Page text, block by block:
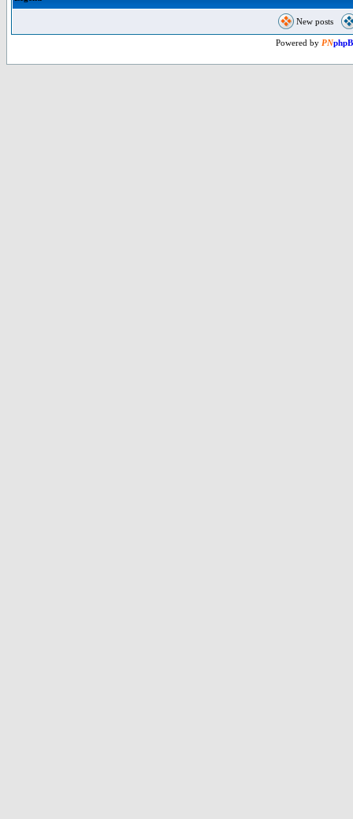
New posts
Powered by PN